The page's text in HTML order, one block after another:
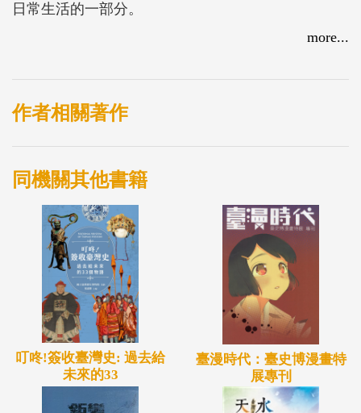
日常生活的一部分。
臺灣社會普遍的認識運動是與日本接觸之後，遊戲的
像，成為臺灣人認識運動的開端。
在戰後，為了爭取國際發聲的機會，運動的焦點被放
光」。代表隊代表誰出賽？成為運動員必須回應社會
期待的一道課題。
奧運：運動的最高殿堂，競技場下的角力卻成為洶湧
的波濤，能不能站上起跑線，傑出優秀之外，也得有
適當的機運。
但對於一般人而言，運動的快樂是純粹的、時尚的、
娛樂的，它早已成為生活的一部分，習以為常。
對你而言，運動是什麼？。
more...
作者相關著作
同機關其他書籍
叮咚!簽收臺灣史: 過去給
未來的33
臺漫時代：臺史博漫畫特
展專刊